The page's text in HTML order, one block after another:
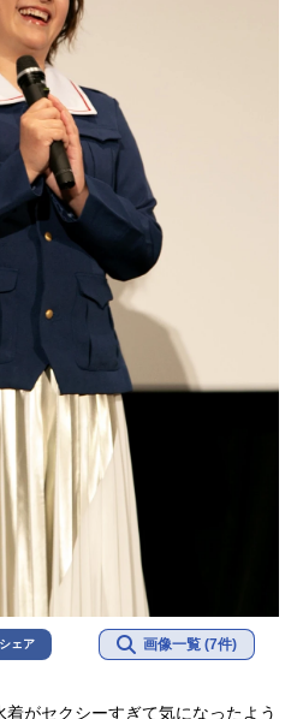
シェア 画像一覧 (7件)
がセクシーすぎて気になったよう